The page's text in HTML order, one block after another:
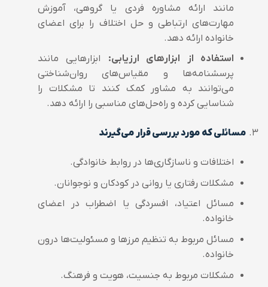
مانند ارائه مشاوره فردی یا گروهی، آموزش
مهارت‌های ارتباطی و حل اختلاف را برای اعضای
خانواده ارائه دهد.
استفاده از ابزارهای ارزیابی: ابزارهایی مانند
پرسشنامه‌ها و مقیاس‌های روان‌شناختی
می‌توانند به مشاور کمک کنند تا مشکلات را
شناسایی کرده و راه‌حل‌های مناسبی را ارائه دهد.
مسائلی که مورد بررسی قرار می‌گیرند
اختلافات و ناسازگاری‌ها در روابط خانوادگی.
مشکلات رفتاری یا روانی در کودکان و نوجوانان.
مسائل اعتیاد، افسردگی یا اضطراب در اعضای
خانواده.
مسائل مربوط به تنظیم مرزها و مسئولیت‌ها درون
خانواده.
مشکلات مربوط به جنسیت، هویت و فرهنگ.